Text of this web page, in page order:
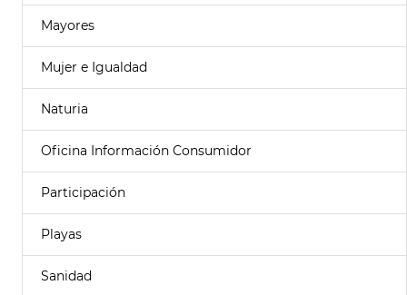
Mayores
Mujer e Igualdad
Naturia
Oficina Información Consumidor
Participación
Playas
Sanidad